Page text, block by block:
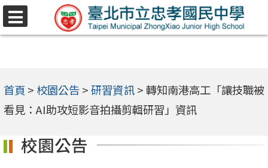
跳
至
內
容
選
首頁 > 校園公告>研習資訊>轉知南港高工「讓技職被
看見：AI助攻短影音拍攝剪輯研習」資訊
校園公告